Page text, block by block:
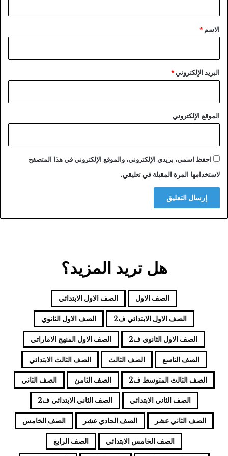
*
الاسم *
البريد الإلكتروني*
الموقع الإلكتروني
احفظ اسمي، بريدي الإلكتروني، والموقع الإلكتروني في هذا المتصفح
لاستخدامها المرة المقبلة في تعليقي.
هل تريد المزيد؟
الصف الاول الصف الاول الابتدائي
الصف الاول الابتدائي ف2 الصف الاول الثانوي
الصف الاول الثانوي ف2 الصف الاول المنهج الاماراتي
الصف التاسع الصف الثالث الصف الثالث الابتدائي
الصف الثالث المتوسط ف2 الصف الثامن الصف الثاني
الصف الثاني الابتدائي الصف الثاني الابتدائي ف2
الصف الثاني عشر الصف الحادي عشر الصف الخامس
الصف الخامس الابتدائي الصف الرابع